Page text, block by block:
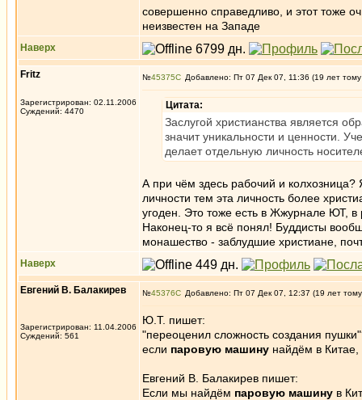
совершенно справедливо, и этот тоже
неизвестен на Западе
Наверх
Fritz
Зарегистрирован: 02.11.2006
Суждений: 4470
№45375 Добавлено: Пт 07 Дек 07, 11:36 (19 лет
Цитата:
Заслугой христианства является
значит уникальности и ценности.
делает отдельную личность
А при чём здесь рабочий и
личности тем эта личность более
угоден. Это тоже есть в Жжурнале ЮТ, в
Наконец-то я всё понял! Буддисты
монашество - заблудшие христиане,
Наверх
Евгений В. Балакирев
Зарегистрирован: 11.04.2006
Суждений: 561
№45376 Добавлено: Пт 07 Дек 07, 12:37 (19 лет
Ю.Т. пишет:
"переоценил сложность создания
если паровую машину найдём в Китае,
Евгений В. Балакирев пишет:
Если мы найдём паровую машину в